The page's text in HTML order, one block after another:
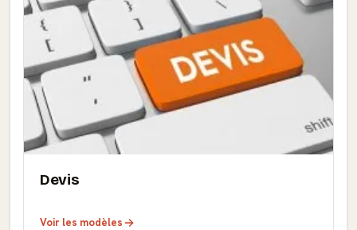
Devis
Voir les modèles